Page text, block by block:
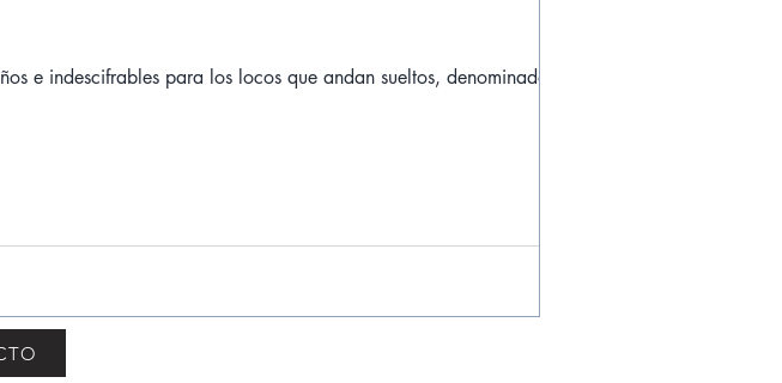
e indescifrables para los locos que andan sueltos, denominados